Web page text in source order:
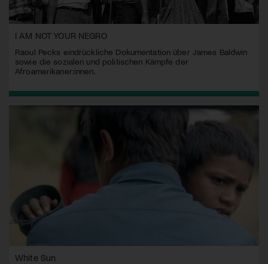
I AM NOT YOUR NEGRO
Raoul Pecks eindrückliche Dokumentation über James Baldwin
sowie die sozialen und politischen Kämpfe der
Afroamerikaner:innen.
White Sun